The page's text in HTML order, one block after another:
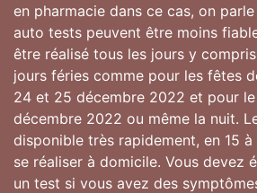
en pharmacie dans ce cas, on
auto tests peuvent être moins
être réalisé tous les jours y
jours féries comme pour les fêtes
24 et 25 décembre 2022 et pour
décembre 2022 ou même la nuit.
disponible très rapidement, en 15
se réaliser à domicile. Vous devez
un test si vous avez des